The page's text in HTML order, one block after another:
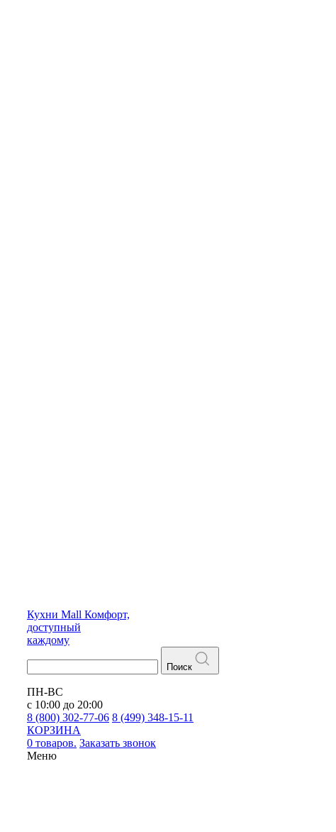
Кухни Mall Комфорт,
доступный
каждому
Поиск
ПН-ВС
с 10:00 до 20:00
8 (800) 302-77-06 8 (499) 348-15-11
КОРЗИНА
0 товаров. Заказать звонок
Меню